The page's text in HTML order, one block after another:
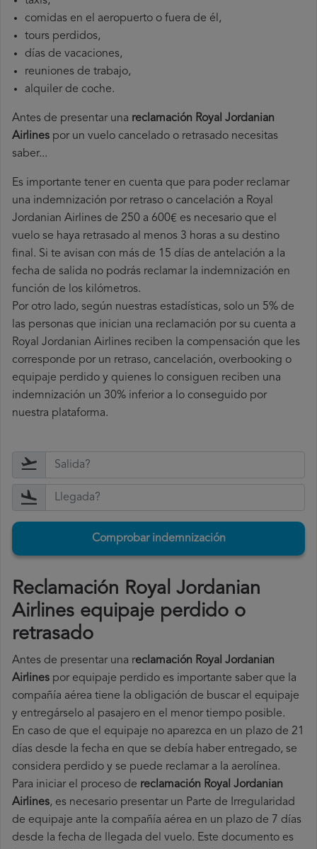
comidas en el aeropuerto o fuera de él,
tours perdidos,
días de vacaciones,
reuniones de trabajo,
alquiler de coche.
Antes de presentar una reclamación Royal Jordanian
Airlines por un vuelo cancelado o retrasado necesitas
saber...
Es importante tener en cuenta que para poder reclamar
una indemnización por retraso o cancelación a Royal
Jordanian Airlines de 250 a 600€ es necesario que el
vuelo se haya retrasado al menos 3 horas a su destino
final. Si te avisan con más de 15 días de antelación a la
fecha de salida no podrás reclamar la indemnización en
función de los kilómetros.
Por otro lado, según nuestras estadísticas, solo un 5% de
las personas que inician una reclamación por su cuenta a
Royal Jordanian Airlines reciben la compensación que les
corresponde por un retraso, cancelación, overbooking o
equipaje perdido y quienes lo consiguen reciben una
indemnización un 30% inferior a lo conseguido por
nuestra plataforma.
Comprobar indemnización
Reclamación Royal Jordanian
Airlines equipaje perdido o
retrasado
Antes de presentar una reclamación Royal Jordanian
Airlines por equipaje perdido es importante saber que la
compañía aérea tiene la obligación de buscar el equipaje
y entregárselo al pasajero en el menor tiempo posible.
En caso de que el equipaje no aparezca en un plazo de 21
días desde la fecha en que se debía haber entregado, se
considera perdido y se puede reclamar a la aerolínea.
Para iniciar el proceso de reclamación Royal Jordanian
Airlines, es necesario presentar un Parte de Irregularidad
de equipaje ante la compañía aérea en un plazo de 7 días
desde la fecha de llegada del vuelo. Este documento es